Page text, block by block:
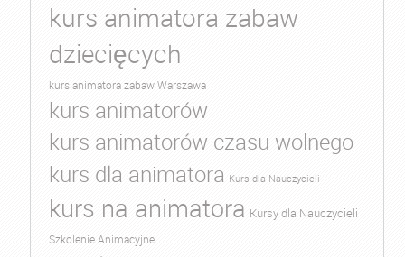
kurs animatora zabaw
dziecięcych
kurs animatora zabaw Warszawa
kurs animatorów
kurs animatorów czasu wolnego
kurs dla animatora Kurs dla Nauczycieli
kurs na animatora Kursy dla Nauczycieli
Szkolenie Animacyjne